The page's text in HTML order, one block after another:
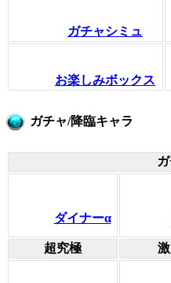
ガチャシミュ
お楽しみボックス
ガチャ/降臨キャラ
ダイナーα
超究極